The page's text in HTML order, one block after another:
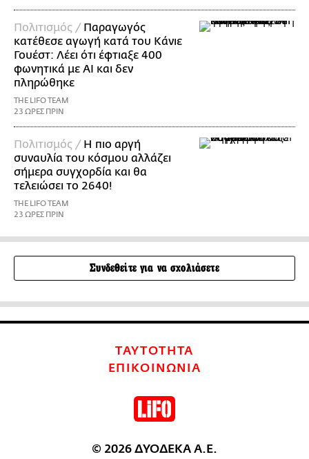
Πολιτισμός / Παραγωγός
κατέθεσε αγωγή κατά του Κάνιε
Γουέστ: Λέει ότι έφτιαξε 400
φωνητικά με AI και δεν
πληρώθηκε
THE LIFO TEAM
23 ΩΡΕΣ ΠΡΙΝ
Πολιτισμός / Η πιο αργή
συναυλία του κόσμου αλλάζει
σήμερα συγχορδία και θα
τελειώσει το 2640!
THE LIFO TEAM
23 ΩΡΕΣ ΠΡΙΝ
Συνδεθείτε για να σχολιάσετε
ΤΑΥΤΟΤΗΤΑ
ΕΠΙΚΟΙΝΩΝΙΑ
© 2026 ΔΥΟΔΕΚΑ Α.Ε.